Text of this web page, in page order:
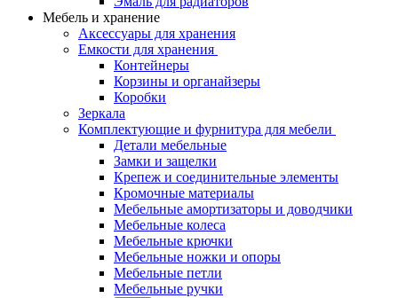
Мебель и хранение
Аксессуары для хранения
Емкости для хранения
Контейнеры
Корзины и органайзеры
Коробки
Зеркала
Комплектующие и фурнитура для мебели
Детали мебельные
Замки и защелки
Крепеж и соединительные элементы
Кромочные материалы
Мебельные амортизаторы и доводчики
Мебельные колеса
Мебельные крючки
Мебельные ножки и опоры
Мебельные петли
Мебельные ручки